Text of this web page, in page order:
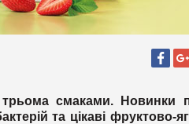
трьома смаками. Новинки
та цікаві фруктово-